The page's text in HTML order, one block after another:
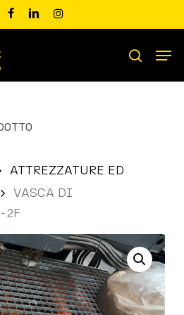
facebooklinkedininstagram
search
ATTREZZATURE ED
VASCA DI
2F